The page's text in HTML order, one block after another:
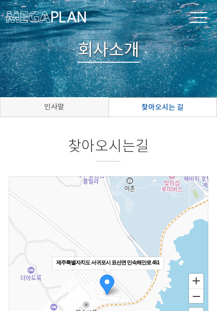
회사소개
인사말 찾아오시는 길
찾아오시는길
제주특별자치도 서귀포시 표선면 민속해안로 451